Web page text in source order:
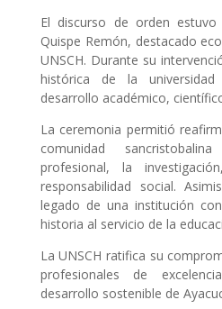
El discurso de orden
Quispe Remón, destacado
UNSCH. Durante su
histórica de la
desarrollo académico,
La ceremonia permitió
comunidad
profesional, la
responsabilidad social.
legado de una institución
historia al servicio de la
La UNSCH ratifica su
profesionales de
desarrollo sostenible de